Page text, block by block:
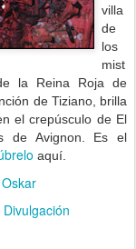
villa
de
los
mist
la Reina Roja de
de Tiziano, brilla
el crepúsculo de El
de Avignon. Es el
aquí.
Oskar
Divulgación